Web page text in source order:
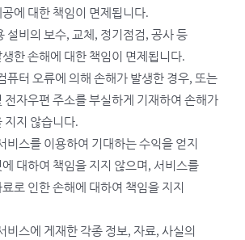
에 대한 책임이 면제됩니다.
설비의 보수, 교체, 정기점검, 공사 등
한 손해에 대한 책임이 면제됩니다.
퓨터 오류에 의해 손해가 발생한 경우, 또는
전자우편 주소를 부실하게 기재하여 손해가
지지 않습니다.
비스를 이용하여 기대하는 수익을 얻지
대하여 책임을 지지 않으며, 서비스를
로 인한 손해에 대하여 책임을 지지
비스에 게재한 각종 정보, 자료, 사실의